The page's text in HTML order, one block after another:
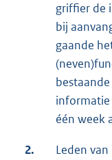
griffier de
bij
gaande
één week
2.
Leden